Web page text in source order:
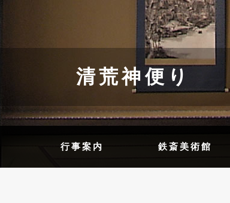
行事案内 鉄斎美術館
清荒神便り